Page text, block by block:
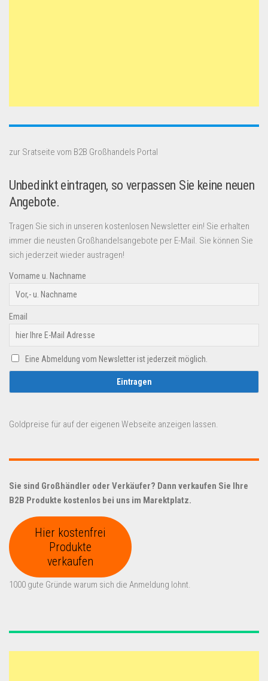
zur Sratseite vom B2B Großhandels Portal
Unbedinkt eintragen, so verpassen Sie keine neuen
Angebote.
Tragen Sie sich in unseren kostenlosen Newsletter ein! Sie erhalten
immer die neusten Großhandelsangebote per E-Mail. Sie können Sie
sich jederzeit wieder austragen!
Vorname u. Nachname
Email
Eine Abmeldung vom Newsletter ist jederzeit möglich.
Goldpreise für auf der eigenen Webseite anzeigen lassen.
Sie sind Großhändler oder Verkäufer? Dann verkaufen Sie Ihre
B2B Produkte kostenlos bei uns im Marektplatz.
Hier kostenfrei
Produkte
verkaufen
1000 gute Gründe warum sich die Anmeldung lohnt.